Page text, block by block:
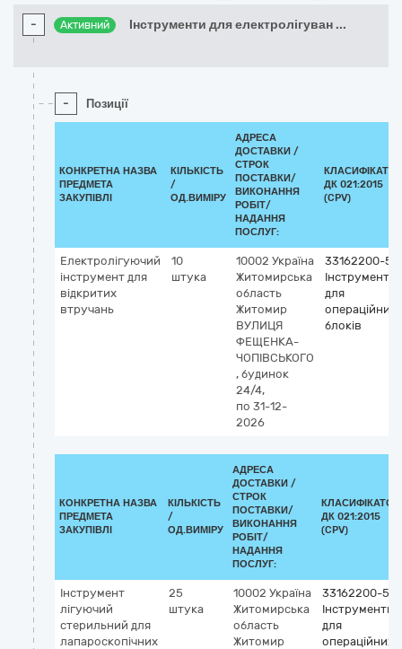
- Активний Інструменти для електролігуван ...
- Позиції
КОНКРЕТНА НАЗВА
ПРЕДМЕТА
ЗАКУПІВЛІ
КІЛЬКІСТЬ
/
ОД.ВИМІРУ
АДРЕСА
ДОСТАВКИ /
СТРОК
ПОСТАВКИ/
ВИКОНАННЯ
РОБІТ/
НАДАННЯ
ПОСЛУГ:
КЛАСИФІКАТОР
ДК 021:2015
(CPV)
Електролігуючий
інструмент для
відкритих
втручань
10
штука
10002 Україна
Житомирська
область
Житомир
ВУЛИЦЯ
ФЕЩЕНКА-
ЧОПІВСЬКОГО
, будинок
24/4,
по 31-12-
2026
33162200-5
Інструменти
для
операційних
блоків
КОНКРЕТНА НАЗВА
ПРЕДМЕТА
ЗАКУПІВЛІ
КІЛЬКІСТЬ
/
ОД.ВИМІРУ
АДРЕСА
ДОСТАВКИ /
СТРОК
ПОСТАВКИ/
ВИКОНАННЯ
РОБІТ/
НАДАННЯ
ПОСЛУГ:
КЛАСИФІКАТОР
ДК 021:2015
(CPV)
Інструмент
лігуючий
стерильний для
лапароскопічних
25
штука
10002 Україна
Житомирська
область
Житомир
33162200-5
Інструменти
для
операційних